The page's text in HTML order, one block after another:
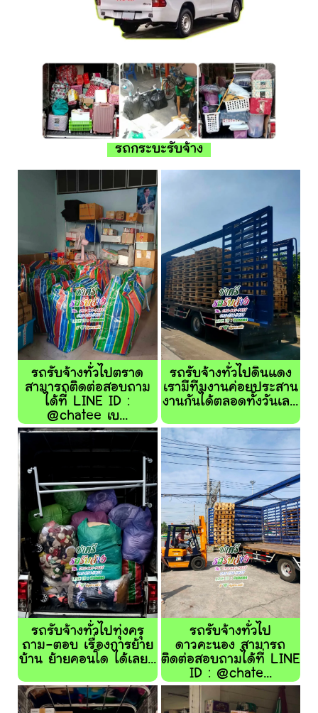
รถกระบะรับจ้าง
รถรับจ้างทั่วไปตราด
สามารถติดต่อสอบถาม
ได้ที่ LINE ID :
@chatee เบ...
รถรับจ้างทั่วไปดินแดง
เรามีทีมงานค่อยประสาน
งานกันได้ตลอดทั้งวันเล...
รถรับจ้างทั่วไปทุ่งครุ
ถาม-ตอบ เรื่องการย้าย
บ้าน ย้ายคอนโด ได้เลย...
รถรับจ้างทั่วไป
ดาวคะนอง สามารถ
ติดต่อสอบถามได้ที่ LINE
ID : @chate...